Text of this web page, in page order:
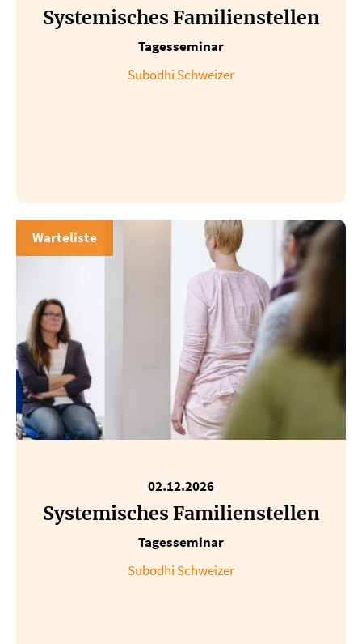
Systemisches Familienstellen
Tagesseminar
Subodhi Schweizer
Warteliste
02.12.2026
Systemisches Familienstellen
Tagesseminar
Subodhi Schweizer